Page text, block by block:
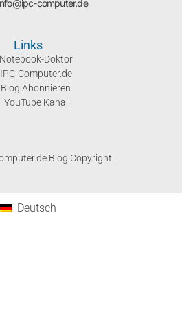
computer.de
Links
Notebook-Doktor
IPC-Computer.de
Blog Abonnieren
YouTube Kanal
Blog Copyright
Deutsch